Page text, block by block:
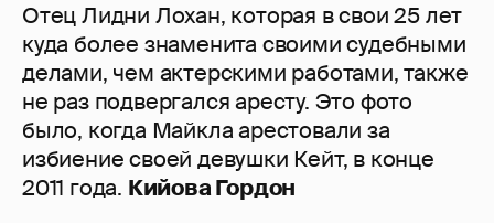
Отец Лидни Лохан, которая в свои 25 лет
куда более знаменита своими судебными
делами, чем актерскими работами, также
не раз подвергался аресту. Это фото
было, когда Майкла арестовали за
избиение своей девушки Кейт, в конце
2011 года. Кийова Гордон